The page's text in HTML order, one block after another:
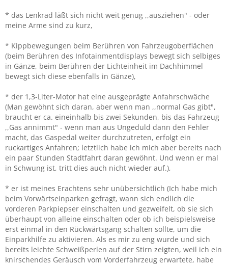
* das Lenkrad läßt sich nicht weit genug ,,ausziehen" - oder
meine Arme sind zu kurz,
* Kippbewegungen beim Berühren von Fahrzeugoberflächen
(beim Berühren des Infotainmentdisplays bewegt sich selbiges
in Gänze, beim Berühren der Lichteinheit im Dachhimmel
bewegt sich diese ebenfalls in Gänze),
* der 1,3-Liter-Motor hat eine ausgeprägte Anfahrschwäche
(Man gewöhnt sich daran, aber wenn man ,,normal Gas gibt",
braucht er ca. eineinhalb bis zwei Sekunden, bis das Fahrzeug
,,Gas annimmt" - wenn man aus Ungeduld dann den Fehler
macht, das Gaspedal weiter durchzutreten, erfolgt ein
ruckartiges Anfahren; letztlich habe ich mich aber bereits nach
ein paar Stunden Stadtfahrt daran gewöhnt. Und wenn er mal
in Schwung ist, tritt dies auch nicht wieder auf.),
* er ist meines Erachtens sehr unübersichtlich (Ich habe mich
beim Vorwärtseinparken gefragt, wann sich endlich die
vorderen Parkpiepser einschalten und gezweifelt, ob sie sich
überhaupt von alleine einschalten oder ob ich beispielsweise
erst einmal in den Rückwärtsgang schalten sollte, um die
Einparkhilfe zu aktivieren. Als es mir zu eng wurde und sich
bereits leichte Schweißperlen auf der Stirn zeigten, weil ich ein
knirschendes Geräusch vom Vorderfahrzeug erwartete, habe